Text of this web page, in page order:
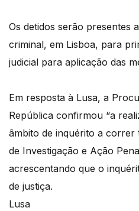
Os detidos serão presentes
criminal, em Lisboa, para
judicial para aplicação das
Em resposta à Lusa, a
República confirmou “a
âmbito de inquérito a
de Investigação e Ação
acrescentando que o
de justiça.
Lusa